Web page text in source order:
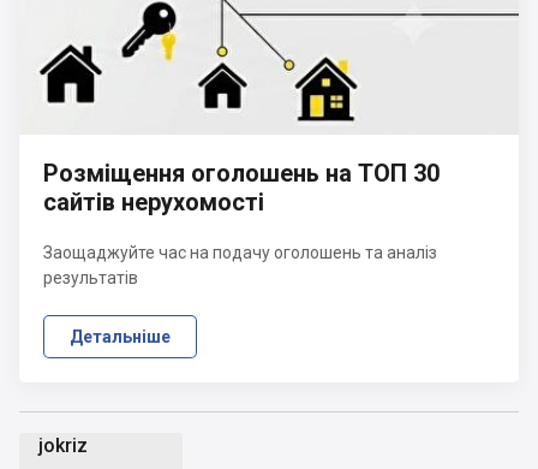
jokriz
Розміщення оголошень на ТОП 30
сайтів нерухомості
Заощаджуйте час на подачу оголошень та аналіз
результатів
Детальніше